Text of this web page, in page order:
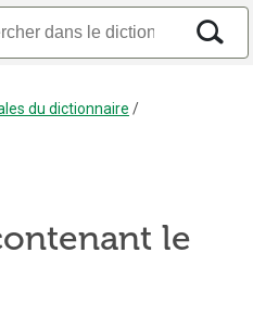
du dictionnaire /
le